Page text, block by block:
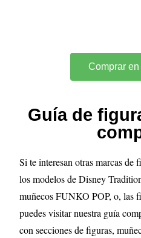
Comprar en
Guía de
Si te interesan otras marcas de
los modelos de Disney
muñecos FUNKO POP, o, las
puedes visitar nuestra guía
con secciones de figuras,